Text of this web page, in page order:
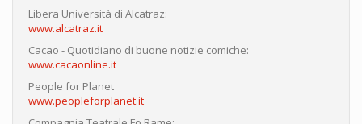
Libera Università di Alcatraz:
www.alcatraz.it
Cacao - Quotidiano di buone notizie comiche:
www.cacaonline.it
People for Planet
www.peopleforplanet.it